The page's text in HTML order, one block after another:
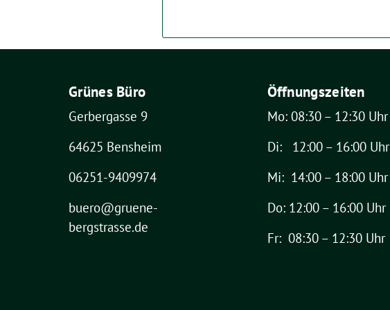
Grünes Büro
Gerbergasse 9
64625 Bensheim
06251-9409974
buero@gruene-
bergstrasse.de
Öffnungszeiten
Mo: 08:30 – 12:30 Uhr
Di: 12:00 – 16:00 Uhr
Mi: 14:00 – 18:00 Uhr
Do: 12:00 – 16:00 Uhr
Fr: 08:30 – 12:30 Uhr